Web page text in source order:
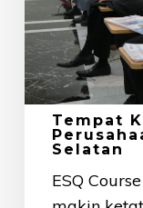
Terbaik
di
Jakarta
Selatan
Tempat
Selatan
ESQ